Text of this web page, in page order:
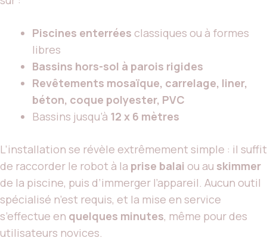
Piscines enterrées classiques ou à formes
libres
Bassins hors-sol à parois rigides
Revêtements mosaïque, carrelage, liner,
béton, coque polyester, PVC
Bassins jusqu’à 12 x 6 mètres
L’installation se révèle extrêmement simple : il suffit
de raccorder le robot à la prise balai ou au skimmer
de la piscine, puis d’immerger l’appareil. Aucun outil
spécialisé n’est requis, et la mise en service
s’effectue en quelques minutes, même pour des
utilisateurs novices.